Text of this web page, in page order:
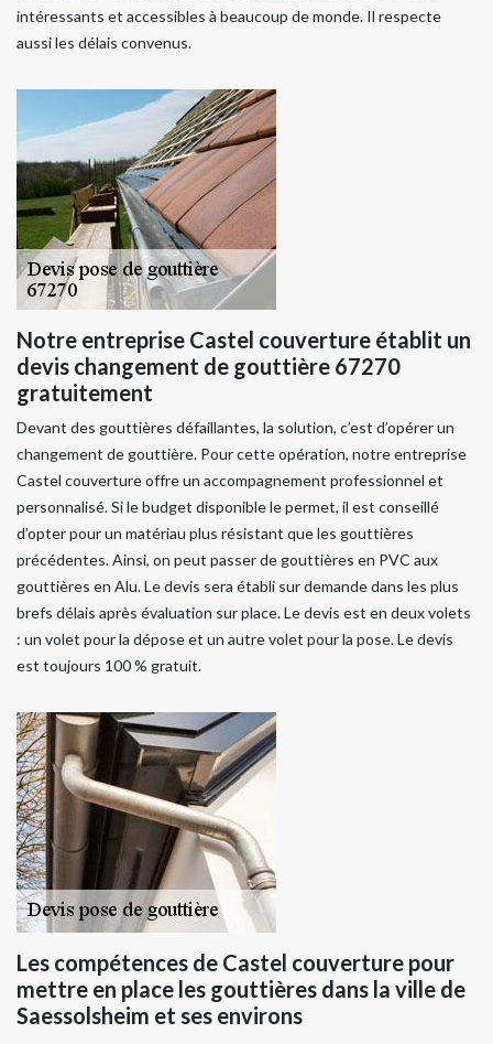
intéressants et accessibles à beaucoup de monde. Il respecte
aussi les délais convenus.
Notre entreprise Castel couverture établit un
devis changement de gouttière 67270
gratuitement
Devant des gouttières défaillantes, la solution, c’est d’opérer un
changement de gouttière. Pour cette opération, notre entreprise
Castel couverture offre un accompagnement professionnel et
personnalisé. Si le budget disponible le permet, il est conseillé
d’opter pour un matériau plus résistant que les gouttières
précédentes. Ainsi, on peut passer de gouttières en PVC aux
gouttières en Alu. Le devis sera établi sur demande dans les plus
brefs délais après évaluation sur place. Le devis est en deux volets
: un volet pour la dépose et un autre volet pour la pose. Le devis
est toujours 100 % gratuit.
Les compétences de Castel couverture pour
mettre en place les gouttières dans la ville de
Saessolsheim et ses environs